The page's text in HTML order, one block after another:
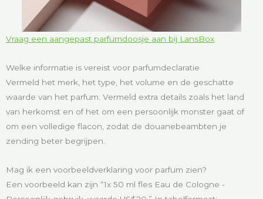
Vraag een aangepast parfumdoosje aan bij LansBox
Welke informatie is vereist voor parfumdeclaratie
Vermeld het merk, het type, het volume en de geschatte
waarde van het parfum. Vermeld extra details zoals het land
van herkomst en of het om een persoonlijk monster gaat of
om een volledige flacon, zodat de douanebeambten je
zending beter begrijpen.
Mag ik een voorbeeldverklaring voor parfum zien?
Een voorbeeld kan zijn “1x 50 ml fles Eau de Cologne -